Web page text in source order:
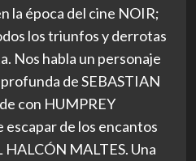
la época del cine NOIR;
los triunfos y derrotas
Nos habla un personaje
de SEBASTIAN
con HUMPREY
escapar de los encantos
HALCÓN MALTES. Una